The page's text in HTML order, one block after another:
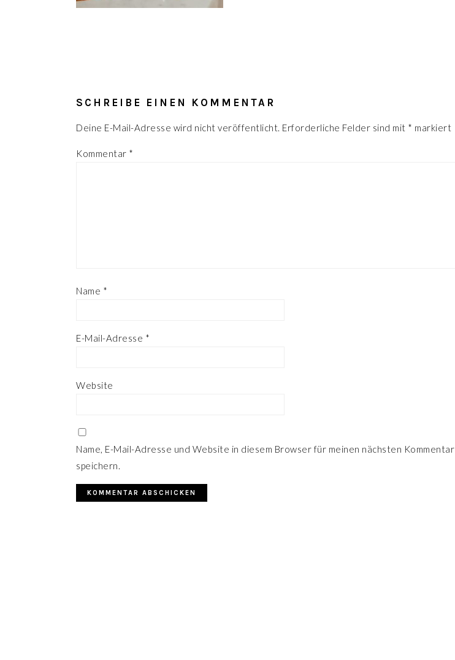
SCHREIBE EINEN KOMMENTAR
Deine E-Mail-Adresse wird nicht veröffentlicht. Erforderliche Felder sind mit * markiert
Kommentar *
Name *
E-Mail-Adresse *
Website
Name, E-Mail-Adresse und Website in diesem Browser für meinen nächsten Kommentar
speichern.